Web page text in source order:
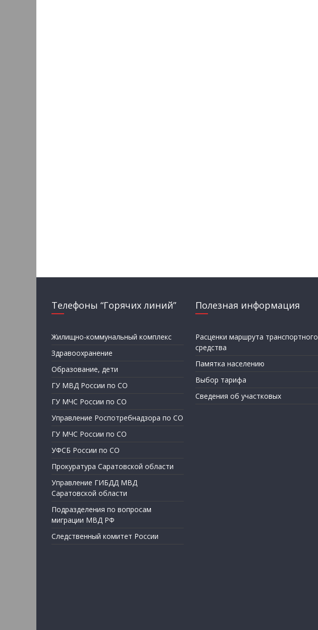
Телефоны “Горячих линий”
Жилищно-коммунальный комплекс
Здравоохранение
Образование, дети
ГУ МВД России по СО
ГУ МЧС России по СО
Управление Роспотребнадзора по СО
ГУ МЧС России по СО
УФСБ России по СО
Прокуратура Саратовской области
Управление ГИБДД МВД
Саратовской области
Подразделения по вопросам
миграции МВД РФ
Следственный комитет России
Полезная информация
Расценки маршрута транспортного
средства
Памятка населению
Выбор тарифа
Сведения об участковых